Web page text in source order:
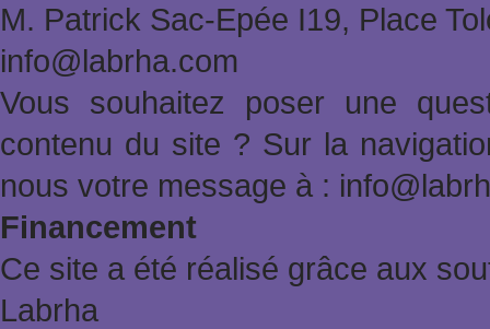
M. Patrick Sac-Epée Ι19, Place
info@labrha.com
Vous souhaitez poser une
contenu du site ? Sur la
nous votre message à :
Financement
Ce site a été réalisé grâce aux
Labrha